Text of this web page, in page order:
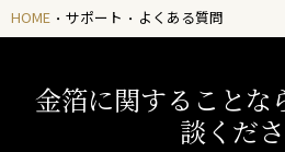
HOME サポート よくある質問
金箔に関することな
談くだ